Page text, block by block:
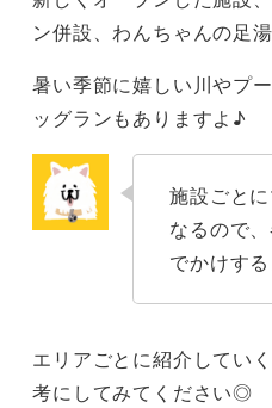
新舞子マリンパーク（知
GreenGables（半田市）
Dog Garden SPANIEL（
常滑りんくうビーチ（常
Dog Field Wowpark 腕
まとめ
ン併設、わんちゃんの足
暑い季節に嬉しい川やプ
ッグランもありますよ♪
施設ごと
なるので
でかけする
エリアごとに紹介してい
考にしてみてください◎